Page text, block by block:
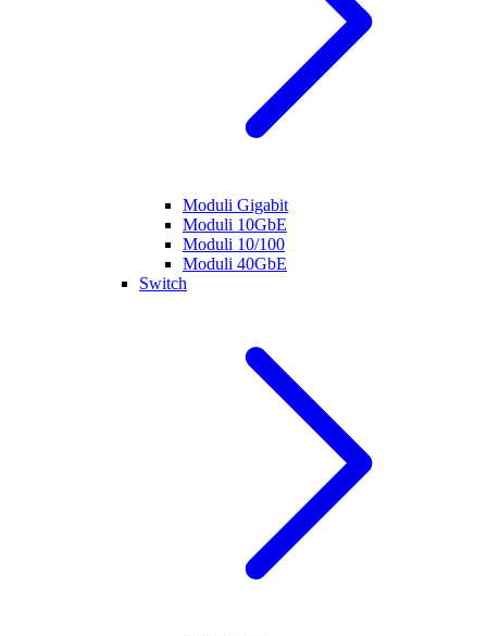
Moduli Gigabit
Moduli 10GbE
Moduli 10/100
Moduli 40GbE
Switch